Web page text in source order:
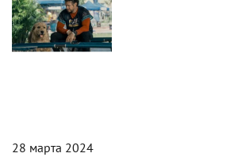
28 марта 2024